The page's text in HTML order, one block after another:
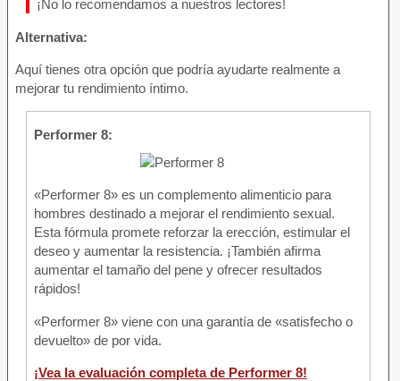
¡No lo recomendamos a nuestros lectores!
Alternativa:
Aquí tienes otra opción que podría ayudarte realmente a
mejorar tu rendimiento íntimo.
Performer 8:
«Performer 8» es un complemento alimenticio para
hombres destinado a mejorar el rendimiento sexual.
Esta fórmula promete reforzar la erección, estimular el
deseo y aumentar la resistencia. ¡También afirma
aumentar el tamaño del pene y ofrecer resultados
rápidos!
«Performer 8» viene con una garantía de «satisfecho o
devuelto» de por vida.
¡Vea la evaluación completa de Performer 8!